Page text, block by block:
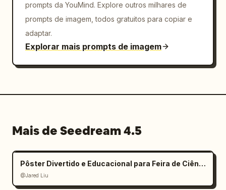
prompts da YouMind. Explore outros milhares de
prompts de imagem, todos gratuitos para copiar e
adaptar.
Explorar mais prompts de imagem
Mais de Seedream 4.5
Pôster Divertido e Educacional para Feira de Ciências Infantil
@Jared Liu